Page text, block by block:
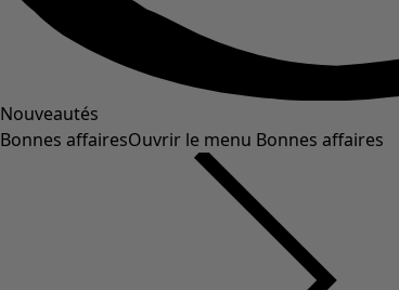
Nouveautés
Bonnes affairesOuvrir le menu Bonnes affaires